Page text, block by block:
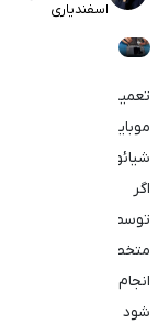
اسفندیاری
تعمیر
موبایل
شیائومی
اگر
توسط
متخصص
انجام
شود